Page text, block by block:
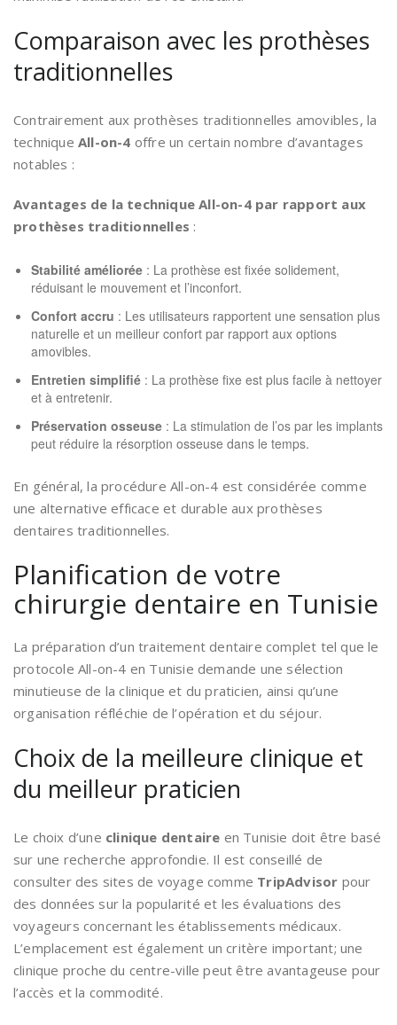
Comparaison avec les prothèses
traditionnelles
Contrairement aux prothèses traditionnelles amovibles, la
technique All-on-4 offre un certain nombre d’avantages
notables :
Avantages de la technique All-on-4 par rapport aux
prothèses traditionnelles :
Stabilité améliorée : La prothèse est fixée solidement,
réduisant le mouvement et l’inconfort.
Confort accru : Les utilisateurs rapportent une sensation plus
naturelle et un meilleur confort par rapport aux options
amovibles.
Entretien simplifié : La prothèse fixe est plus facile à nettoyer
et à entretenir.
Préservation osseuse : La stimulation de l’os par les implants
peut réduire la résorption osseuse dans le temps.
En général, la procédure All-on-4 est considérée comme
une alternative efficace et durable aux prothèses
dentaires traditionnelles.
Planification de votre
chirurgie dentaire en Tunisie
La préparation d’un traitement dentaire complet tel que le
protocole All-on-4 en Tunisie demande une sélection
minutieuse de la clinique et du praticien, ainsi qu’une
organisation réfléchie de l’opération et du séjour.
Choix de la meilleure clinique et
du meilleur praticien
Le choix d’une clinique dentaire en Tunisie doit être basé
sur une recherche approfondie. Il est conseillé de
consulter des sites de voyage comme TripAdvisor pour
des données sur la popularité et les évaluations des
voyageurs concernant les établissements médicaux.
L’emplacement est également un critère important; une
clinique proche du centre-ville peut être avantageuse pour
l’accès et la commodité.